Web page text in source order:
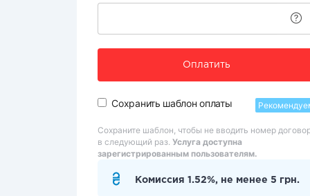
Оплатить
Сохранить шаблон оплаты
Сохраните шаблон, чтобы не вводить номер
в следующий раз. Услуга доступна
зарегистрированным пользователям.
Комиссия 1.52%, не менее 5 грн.